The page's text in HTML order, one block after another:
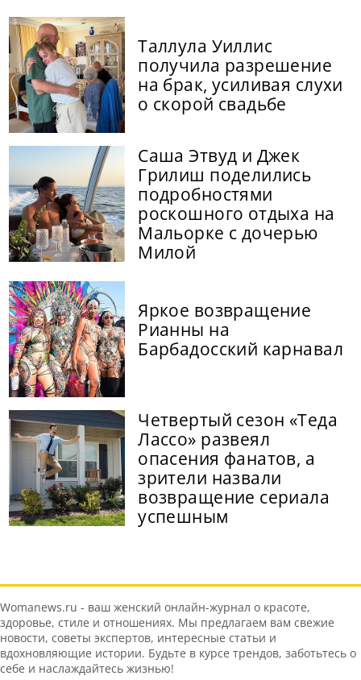
Таллула Уиллис
получила разрешение
на брак, усиливая слухи
о скорой свадьбе
Саша Этвуд и Джек
Грилиш поделились
подробностями
роскошного отдыха на
Мальорке с дочерью
Милой
Яркое возвращение
Рианны на
Барбадосский карнавал
Четвертый сезон «Теда
Лассо» развеял
опасения фанатов, а
зрители назвали
возвращение сериала
успешным
Womanews.ru - ваш женский онлайн-журнал о красоте,
здоровье, стиле и отношениях. Мы предлагаем вам свежие
новости, советы экспертов, интересные статьи и
вдохновляющие истории. Будьте в курсе трендов, заботьтесь о
себе и наслаждайтесь жизнью!